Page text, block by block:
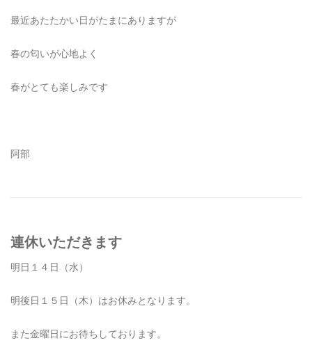
最近あたたかい日がたまにありますが
春の匂いが心地よく
春がとても楽しみです
阿部
連休いただきます
明日１４日（水）
明後日１５日（木）はお休みとなります。
また金曜日にお待ちしております。